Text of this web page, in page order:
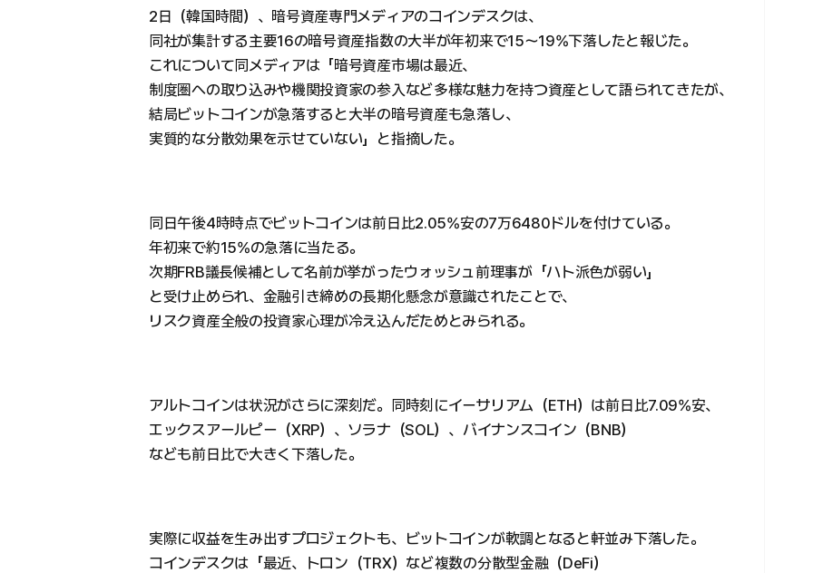
2日（韓国時間）、暗号資産専門メディアのコインデスクは、
同社が集計する主要16の暗号資産指数の大半が年初来で15～19%下落したと報じた。
これについて同メディアは「暗号資産市場は最近、
制度圏への取り込みや機関投資家の参入など多様な魅力を持つ資産として語られてきたが、
結局ビットコインが急落すると大半の暗号資産も急落し、
実質的な分散効果を示せていない」と指摘した。
同日午後4時時点でビットコインは前日比2.05%安の7万6480ドルを付けている。
年初来で約15%の急落に当たる。
次期FRB議長候補として名前が挙がったウォッシュ前理事が「ハト派色が弱い」
と受け止められ、金融引き締めの長期化懸念が意識されたことで、
リスク資産全般の投資家心理が冷え込んだためとみられる。
アルトコインは状況がさらに深刻だ。同時刻にイーサリアム（ETH）は前日比7.09%安、
エックスアールピー（XRP）、ソラナ（SOL）、バイナンスコイン（BNB）
なども前日比で大きく下落した。
実際に収益を生み出すプロジェクトも、ビットコインが軟調となると軒並み下落した。
コインデスクは「最近、トロン（TRX）など複数の分散型金融（DeFi）